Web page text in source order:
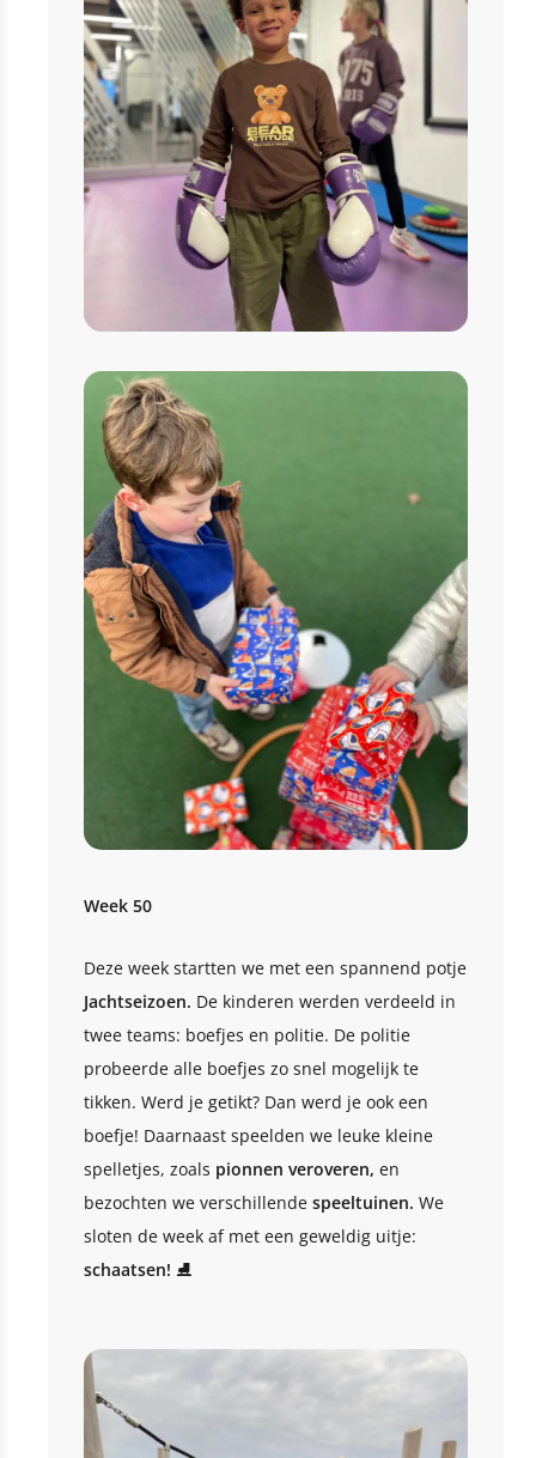
Week 50
Deze week startten we met een spannend potje
Jachtseizoen. De kinderen werden verdeeld in
twee teams: boefjes en politie. De politie
probeerde alle boefjes zo snel mogelijk te
tikken. Werd je getikt? Dan werd je ook een
boefje! Daarnaast speelden we leuke kleine
spelletjes, zoals pionnen veroveren, en
bezochten we verschillende speeltuinen. We
sloten de week af met een geweldig uitje:
schaatsen! ⛸️